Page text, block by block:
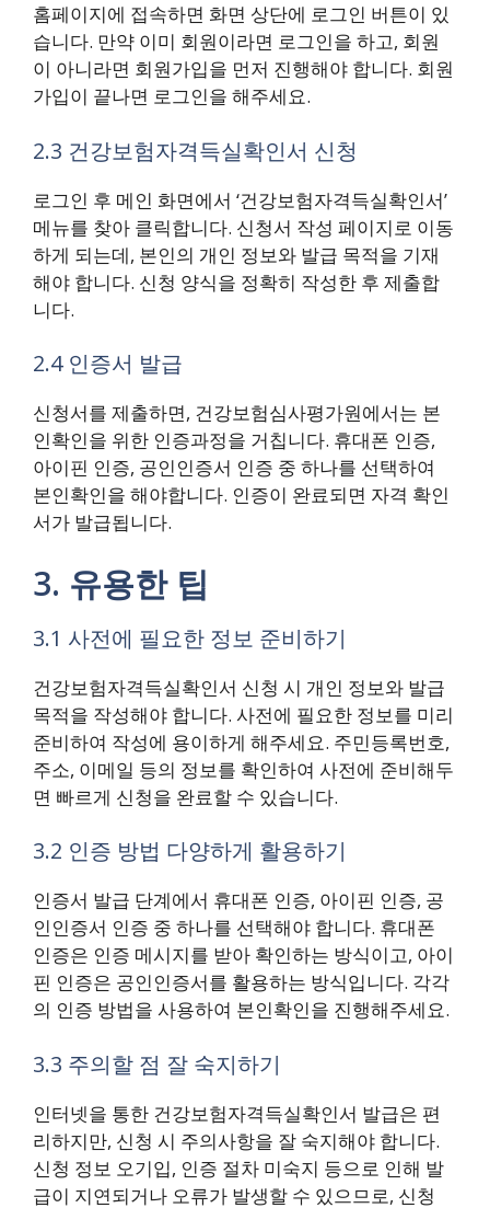
홈페이지에 접속하면 화면 상단에 로그인 버튼이 있
습니다. 만약 이미 회원이라면 로그인을 하고, 회원
이 아니라면 회원가입을 먼저 진행해야 합니다. 회원
가입이 끝나면 로그인을 해주세요.
2.3 건강보험자격득실확인서 신청
로그인 후 메인 화면에서 ‘건강보험자격득실확인서’
메뉴를 찾아 클릭합니다. 신청서 작성 페이지로 이동
하게 되는데, 본인의 개인 정보와 발급 목적을 기재
해야 합니다. 신청 양식을 정확히 작성한 후 제출합
니다.
2.4 인증서 발급
신청서를 제출하면, 건강보험심사평가원에서는 본
인확인을 위한 인증과정을 거칩니다. 휴대폰 인증,
아이핀 인증, 공인인증서 인증 중 하나를 선택하여
본인확인을 해야합니다. 인증이 완료되면 자격 확인
서가 발급됩니다.
3. 유용한 팁
3.1 사전에 필요한 정보 준비하기
건강보험자격득실확인서 신청 시 개인 정보와 발급
목적을 작성해야 합니다. 사전에 필요한 정보를 미리
준비하여 작성에 용이하게 해주세요. 주민등록번호,
주소, 이메일 등의 정보를 확인하여 사전에 준비해두
면 빠르게 신청을 완료할 수 있습니다.
3.2 인증 방법 다양하게 활용하기
인증서 발급 단계에서 휴대폰 인증, 아이핀 인증, 공
인인증서 인증 중 하나를 선택해야 합니다. 휴대폰
인증은 인증 메시지를 받아 확인하는 방식이고, 아이
핀 인증은 공인인증서를 활용하는 방식입니다. 각각
의 인증 방법을 사용하여 본인확인을 진행해주세요.
3.3 주의할 점 잘 숙지하기
인터넷을 통한 건강보험자격득실확인서 발급은 편
리하지만, 신청 시 주의사항을 잘 숙지해야 합니다.
신청 정보 오기입, 인증 절차 미숙지 등으로 인해 발
급이 지연되거나 오류가 발생할 수 있으므로, 신청